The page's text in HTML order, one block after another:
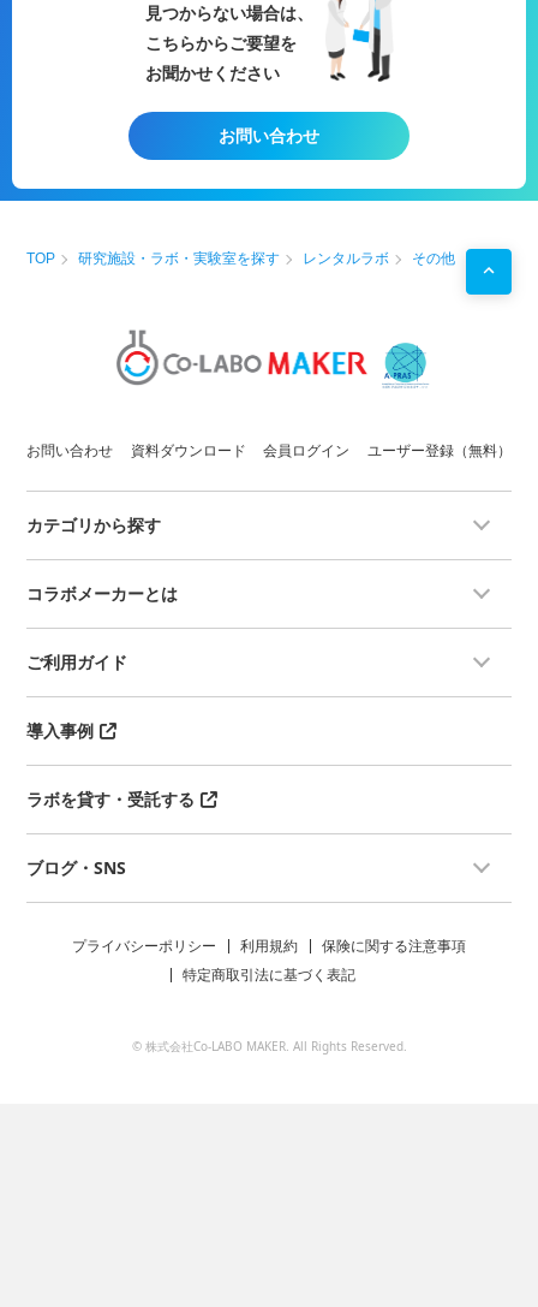
見つからない場合は、
こちらからご要望を
お聞かせください
お問い合わせ
TOP 研究施設・ラボ・実験室を探す レンタルラボ その他
お問い合わせ 資料ダウンロード 会員ログイン ユーザー登録（無料）
カテゴリから探す
コラボメーカーとは
ご利用ガイド
導入事例
ラボを貸す・受託する
ブログ・SNS
プライバシーポリシー 利用規約
保険に関する注意事項
特定商取引法に基づく表記
© 株式会社Co-LABO MAKER. All Rights Reserved.